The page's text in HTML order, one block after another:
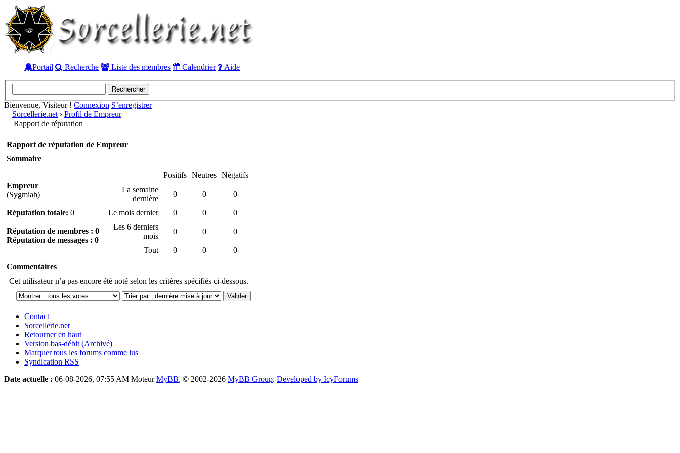
Portail Recherche Liste des membres Calendrier Aide
Bienvenue, Visiteur ! Connexion S’enregistrer
Sorcellerie.net › Profil de Empreur
Rapport de réputation
Rapport de réputation de Empreur
Sommaire
Empreur
(Sygmiah)
Réputation totale: 0
Réputation de membres : 0
Réputation de messages : 0
Positifs Neutres Négatifs
La semaine
dernière
0 0 0
Le mois dernier 0 0
0
Les 6 derniers
mois
0 0 0
Tout 0 0
0
Commentaires
Cet utilisateur n’a pas encore été noté selon les critères spécifiés ci-dessous.
Contact
Sorcellerie.net
Retourner en haut
Version bas-débit (Archivé)
Marquer tous les forums comme lus
Syndication RSS
Date actuelle : 06-08-2026, 07:55 AM MoteurMyBB, © 2002-2026 MyBB Group. Developed by IcyForums